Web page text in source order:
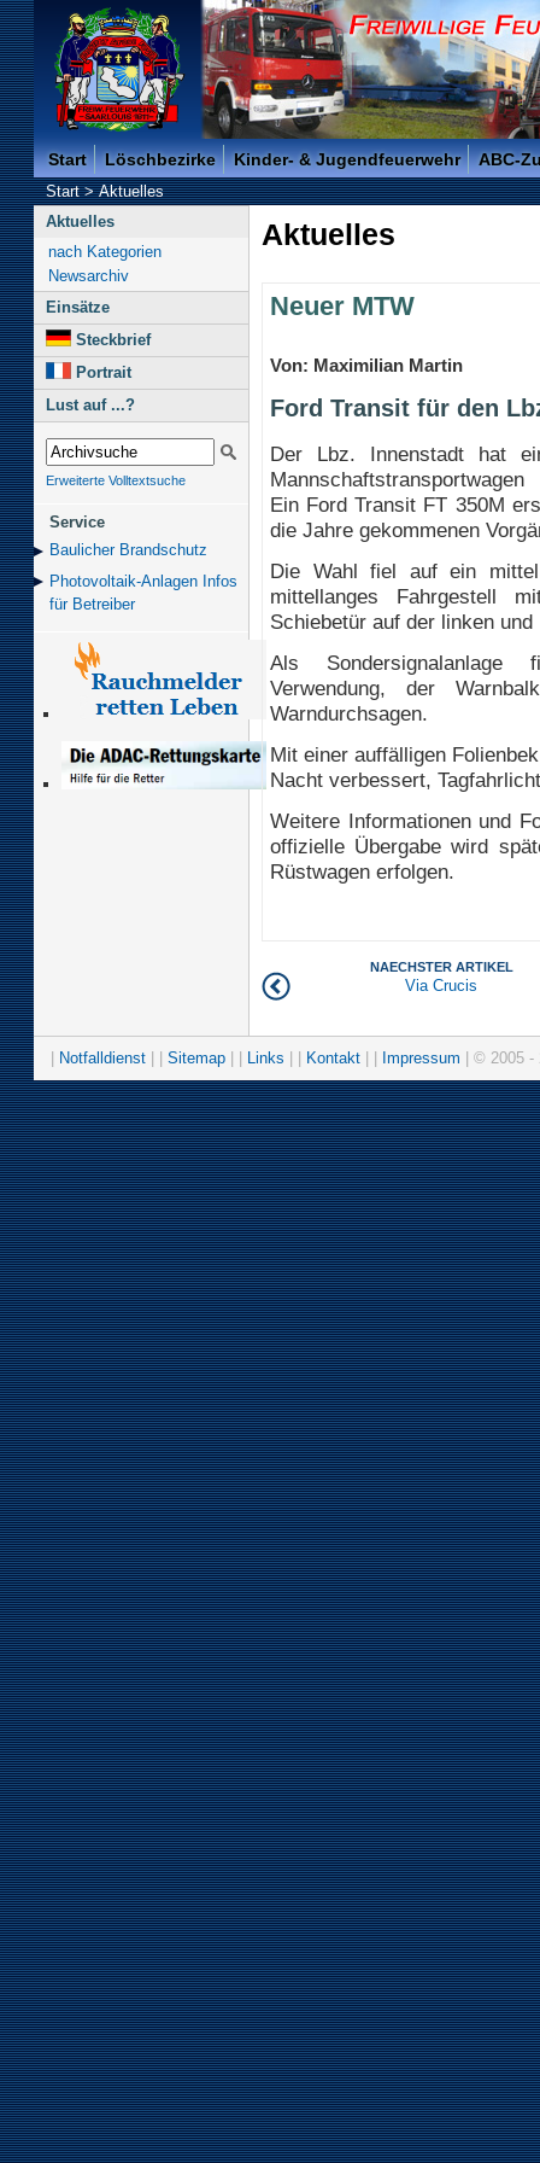
Freiwillige Feuerwehr der Kreisstadt Saarlouis -
Start Löschbezirke Kinder- & Jugendfeuerwehr ABC-
Start>Aktuelles
Aktuelles
nach Kategorien
Newsarchiv
Einsätze
Steckbrief
Portrait
Lust auf ...?
Erweiterte Volltextsuche
Service
Baulicher Brand­schutz
Photovoltaik-Anlagen Infos
für Betreiber
Aktuelles
Neuer MTW
Von: Maximilian Martin
Ford Transit für den
Der Lbz. Innenstadt hat
Ein Ford Transit FT 350M
die Jahre gekommenen
Die Wahl fiel auf ein
mittellanges Fahrgestell
Schiebetür auf der linken
Als Sondersignalanlage
Verwendung, der
Warndurchsagen.
Mit einer auffälligen
Nacht verbessert,
Weitere Informationen und
offizielle Übergabe wird
Rüstwagen erfolgen.
NAECHSTER ARTIKEL
Via Crucis
Notfalldienst Sitemap Links Kontakt Impressum | © 2005 -